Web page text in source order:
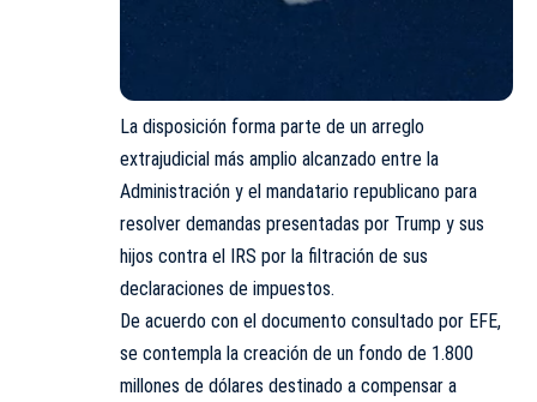
La disposición forma parte de un arreglo
extrajudicial más amplio alcanzado entre la
Administración y el mandatario republicano para
resolver demandas presentadas por Trump y sus
hijos contra el IRS por la filtración de sus
declaraciones de impuestos.
De acuerdo con el documento consultado por EFE,
se contempla la creación de un fondo de 1.800
millones de dólares destinado a compensar a